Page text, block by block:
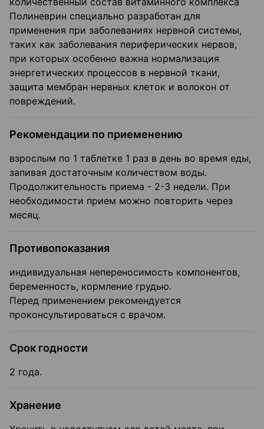
Полиневрин специально разработан для
применения при заболеваниях нервной системы,
таких как заболевания периферических нервов,
при которых особенно важна нормализация
энергетических процессов в нервной ткани,
защита мембран нервных клеток и волокон от
повреждений.
Рекомендации по приеменению
взрослым по 1 таблетке 1 раз в день во время еды,
запивая достаточным количеством воды.
Продолжительность приема - 2-3 недели. При
необходимости прием можно повторить через
месяц.
Противопоказания
индивидуальная непереносимость компонентов,
беременность, кормление грудью.
Перед применением рекомендуется
проконсультироваться с врачом.
Срок годности
2 года.
Хранение